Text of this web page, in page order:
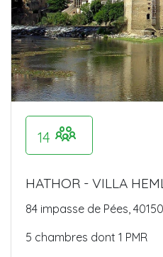
14
HATHOR - VILLA
84 impasse de Pées,
5 chambres dont 1 PMR